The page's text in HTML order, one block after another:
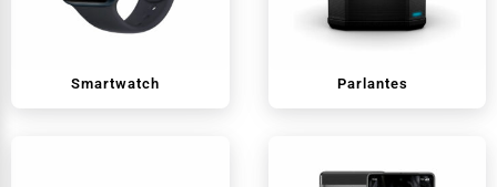
Smartwatch Parlantes